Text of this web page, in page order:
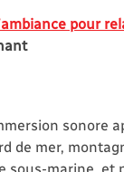
pour
sonore
de mer,
sous-marine, et